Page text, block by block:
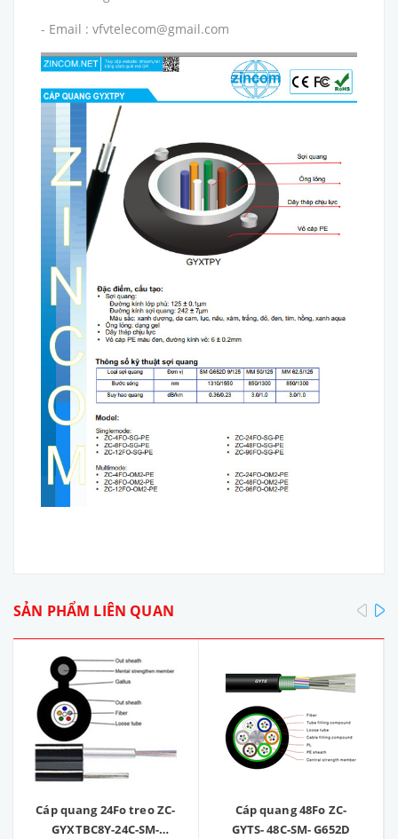
- Email : vfvtelecom@gmail.com
SẢN PHẨM LIÊN QUAN
Cáp quang 24Fo treo ZC-
GYXTBC8Y-24C-SM-
Cáp quang 48Fo ZC-
GYTS- 48C-SM- G652D